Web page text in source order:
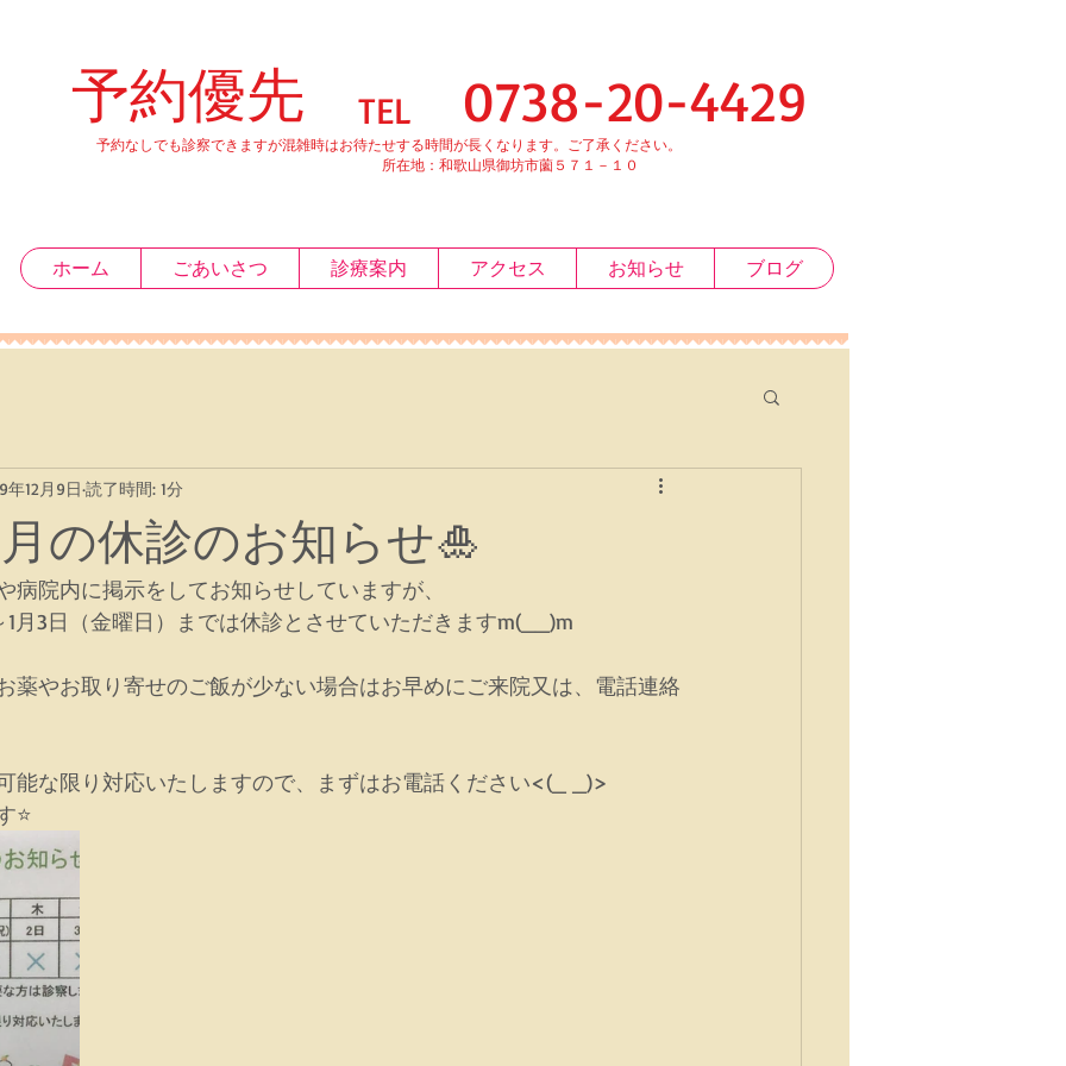
0738-20-4429
予約なしでも診察できますが混雑時はお待たせする時間が長くなります。ご了承ください。
所在地：和歌山県御坊市薗５７１－１０
予約優先 TEL
ホーム ごあいさつ 診療案内 アクセス お知らせ ブログ
月の休診のお知らせ🎍
年12月9日 読了時間: 1分
病院内に掲示をしてお知らせしていますが、
1月3日（金曜日）までは休診とさせていただきますm(__)m
薬やお取り寄せのご飯が少ない場合はお早めにご来院又は、電話連絡
能な限り対応いたしますので、まずはお電話ください<(_ _)>
⭐